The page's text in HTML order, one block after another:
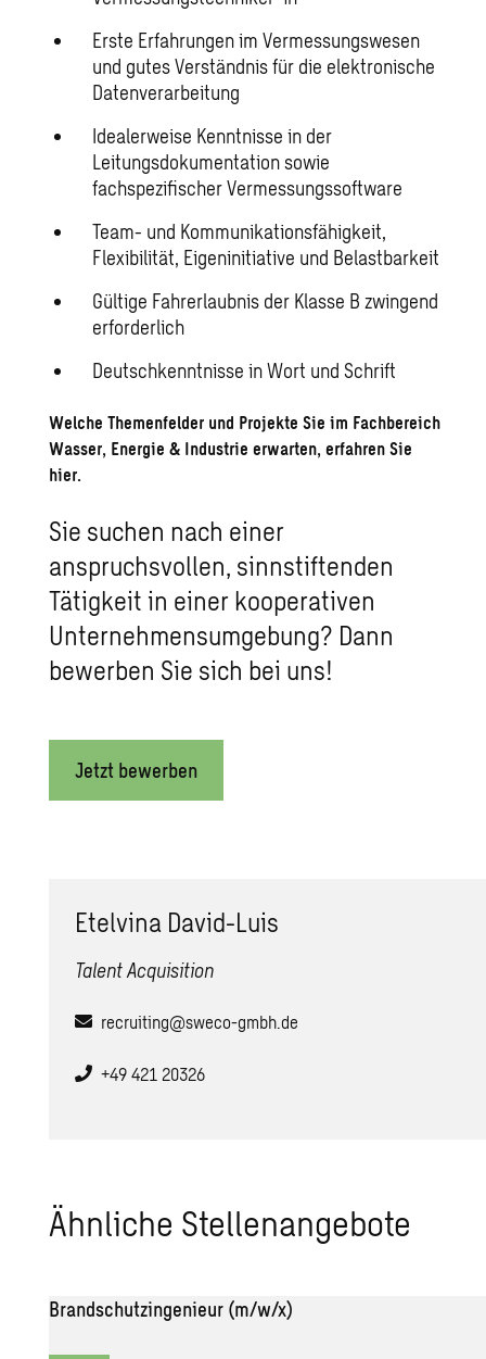
Erste Erfahrungen im Vermessungswesen
und gutes Verständnis für die elektronische
Datenverarbeitung
Idealerweise Kenntnisse in der
Leitungsdokumentation sowie
fachspezifischer Vermessungssoftware
Team- und Kommunikationsfähigkeit,
Flexibilität, Eigeninitiative und Belastbarkeit
Gültige Fahrerlaubnis der Klasse B zwingend
erforderlich
Deutschkenntnisse in Wort und Schrift
Welche Themenfelder und Projekte Sie im Fachbereich
Wasser, Energie & Industrie erwarten, erfahren Sie
hier.
Sie suchen nach einer
anspruchsvollen, sinnstiftenden
Tätigkeit in einer kooperativen
Unternehmensumgebung? Dann
bewerben Sie sich bei uns!
Jetzt bewerben
Etelvina David-Luis
Talent Acquisition
recruiting@sweco-gmbh.de
+49 421 20326
Ähn­li­che Stel­len­an­ge­bo­te
Brandschutzingenieur (m/w/x)